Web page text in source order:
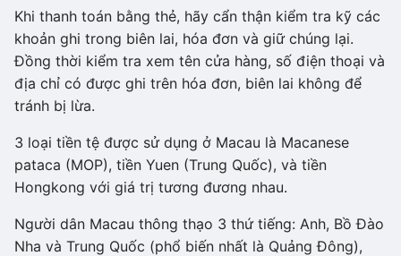
Khi thanh toán bằng thẻ, hãy cẩn thận kiểm tra kỹ các
khoản ghi trong biên lai, hóa đơn và giữ chúng lại.
Đồng thời kiểm tra xem tên cửa hàng, số điện thoại và
địa chỉ có được ghi trên hóa đơn, biên lai không để
tránh bị lừa.
3 loại tiền tệ được sử dụng ở Macau là Macanese
pataca (MOP), tiền Yuen (Trung Quốc), và tiền
Hongkong với giá trị tương đương nhau.
Người dân Macau thông thạo 3 thứ tiếng: Anh, Bồ Đào
Nha và Trung Quốc (phổ biến nhất là Quảng Đông),